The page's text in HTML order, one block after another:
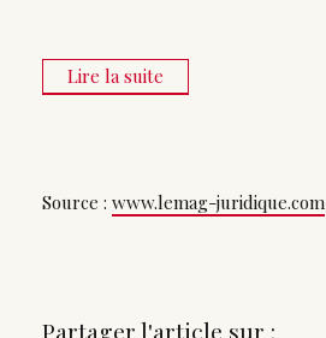
Source : www.lemag-juridique.com
Lire la suite